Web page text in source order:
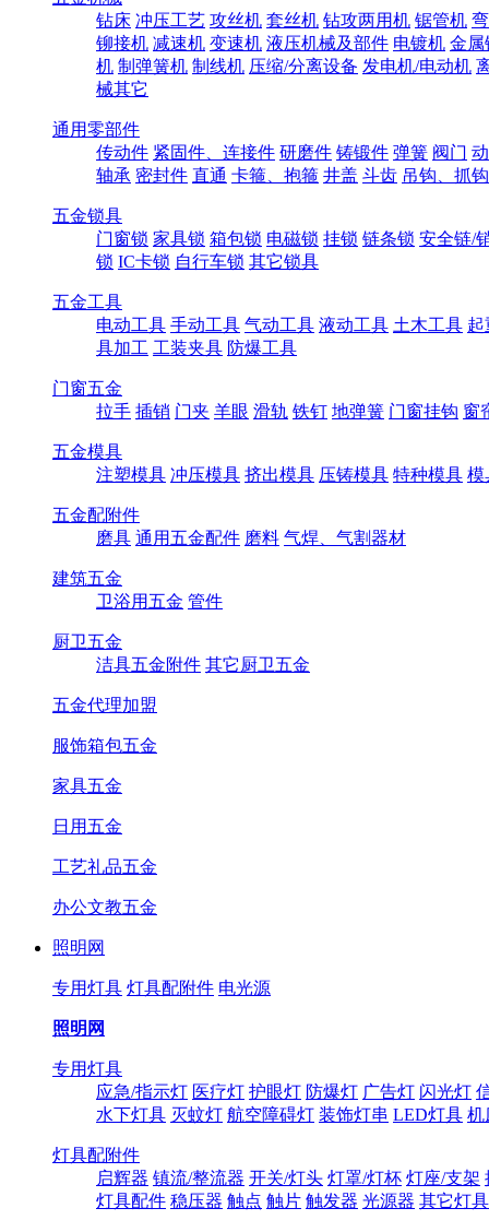
钻床 冲压工艺 攻丝机 套丝机 钻攻两用机 锯管机
铆接机 减速机 变速机 液压机械及部件 电镀机 金属
机 制弹簧机 制线机 压缩/分离设备 发电机/电动机
械其它
通用零部件
传动件 紧固件、连接件 研磨件 铸锻件 弹簧 阀门
轴承 密封件 直通 卡箍、抱箍 井盖 斗齿 吊钩、抓钩
五金锁具
门窗锁 家具锁 箱包锁 电磁锁 挂锁 链条锁 安全链/
锁 IC卡锁 自行车锁 其它锁具
五金工具
电动工具 手动工具 气动工具 液动工具 土木工具 起
具加工 工装夹具 防爆工具
门窗五金
拉手 插销 门夹 羊眼 滑轨 铁钉 地弹簧 门窗挂钩 窗
五金模具
注塑模具 冲压模具 挤出模具 压铸模具 特种模具 模
五金配附件
磨具 通用五金配件 磨料 气焊、气割器材
建筑五金
卫浴用五金 管件
厨卫五金
洁具五金附件 其它厨卫五金
五金代理加盟
服饰箱包五金
家具五金
日用五金
工艺礼品五金
办公文教五金
照明网
专用灯具 灯具配附件 电光源
照明网
专用灯具
应急/指示灯 医疗灯 护眼灯 防爆灯 广告灯 闪光灯
水下灯具 灭蚊灯 航空障碍灯 装饰灯串 LED灯具 机
灯具配附件
启辉器 镇流/整流器 开关/灯头 灯罩/灯杯 灯座/支架
灯具配件 稳压器 触点 触片 触发器 光源器 其它灯